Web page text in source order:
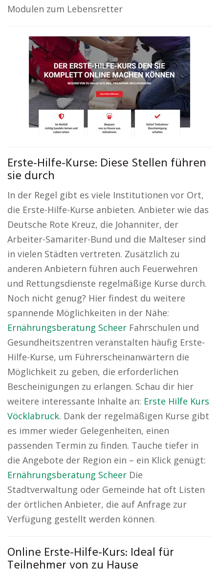
Modulen zum Lebensretter
Erste-Hilfe-Kurse: Diese Stellen führen
sie durch
In der Regel gibt es viele Institutionen vor Ort,
die Erste-Hilfe-Kurse anbieten. Anbieter wie das
Deutsche Rote Kreuz, die Johanniter, der
Arbeiter-Samariter-Bund und die Malteser sind
in vielen Städten vertreten. Zusätzlich zu
anderen Anbietern führen auch Feuerwehren
und Rettungsdienste regelmäßige Kurse durch.
Noch nicht genug? Hier findest du weitere
spannende Möglichkeiten in der Nähe:
Ernährungsberatung Scheer Fahrschulen und
Gesundheitszentren veranstalten häufig Erste-
Hilfe-Kurse, um Führerscheinanwärtern die
Möglichkeit zu geben, die erforderlichen
Bescheinigungen zu erlangen. Schau dir hier
weitere interessante Inhalte an: Erste Hilfe Kurs
Vöcklabruck. Dank der regelmäßigen Kurse gibt
es immer wieder Gelegenheiten, einen
passenden Termin zu finden. Tauche tiefer in
die Angebote der Region ein – ein Klick genügt:
Ernährungsberatung Scheer Die
Stadtverwaltung oder Gemeinde hat oft Listen
der örtlichen Anbieter, die auf Anfrage zur
Verfügung gestellt werden können.
Online Erste-Hilfe-Kurs: Ideal für
Teilnehmer von zu Hause